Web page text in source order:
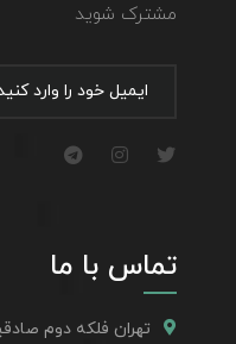
مشترک شوید
تماس با ما
تهران فلکه دوم